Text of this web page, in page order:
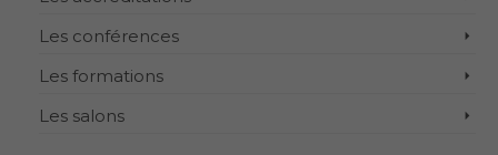
Les conférences
Les formations
Les salons